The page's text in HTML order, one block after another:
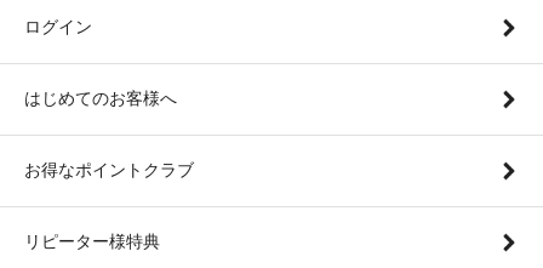
ログイン
はじめてのお客様へ
お得なポイントクラブ
リピーター様特典